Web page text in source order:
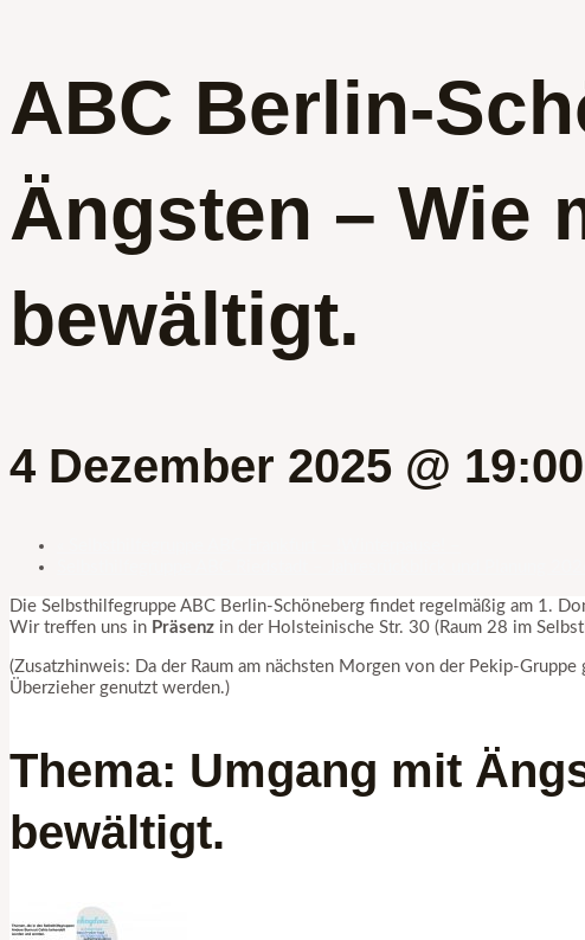
ABC Berlin-
Ängsten – Wie
bewältigt.
4 Dezember 2025 @ 19:00
Die Selbsthilfegruppe ABC Berlin-Schöneberg findet regelmäßig am 1.
Wir treffen uns in Präsenz in der Holsteinische Str. 30 (Raum 28 im
(Zusatzhinweis: Da der Raum am nächsten Morgen von der Pekip-
Überzieher genutzt werden.)
Thema: Umgang mit
bewältigt.